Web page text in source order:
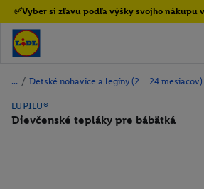
✅Vyber si zľavu podľa výšky svojho nákupu
/ Detské nohavice a legíny (2 – 24 mesiacov)
LUPILU®
Dievčenské tepláky pre bábätká